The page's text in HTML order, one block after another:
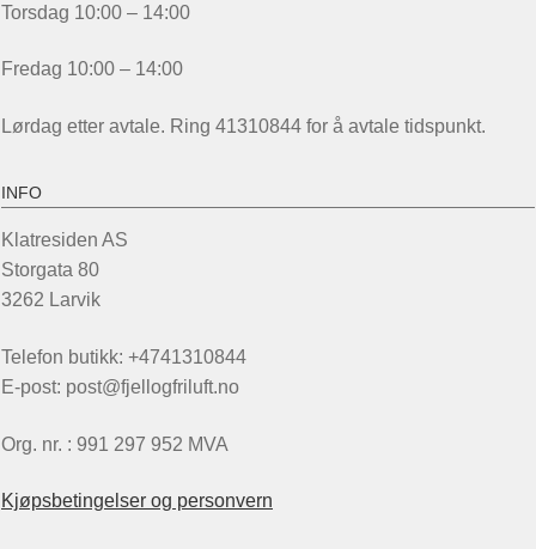
Torsdag 10:00 – 14:00
Fredag 10:00 – 14:00
Lørdag etter avtale. Ring 41310844 for å avtale tidspunkt.
INFO
Klatresiden AS
Storgata 80
3262 Larvik
Telefon butikk: +4741310844
E-post: post@fjellogfriluft.no
Org. nr. : 991 297 952 MVA
Kjøpsbetingelser og personvern